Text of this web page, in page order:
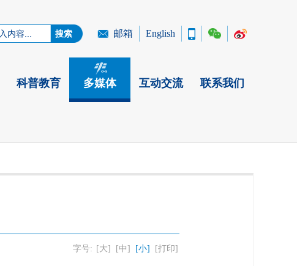
邮箱 English
科普教育 多媒体 互动交流 联系我们
字号: [大] [中] [小] [打印]